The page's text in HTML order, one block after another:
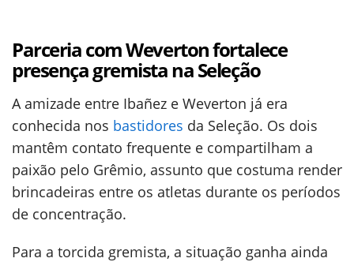
Parceria com Weverton fortalece
presença gremista na Seleção
A amizade entre Ibañez e Weverton já era
conhecida nos bastidores da Seleção. Os dois
mantêm contato frequente e compartilham a
paixão pelo Grêmio, assunto que costuma render
brincadeiras entre os atletas durante os períodos
de concentração.
Para a torcida gremista, a situação ganha ainda